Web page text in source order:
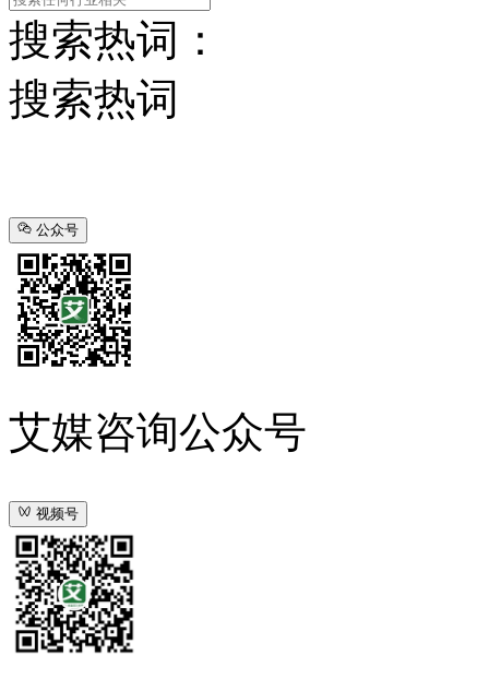
搜索热词：
搜索热词
公众号
艾媒咨询公众号
视频号